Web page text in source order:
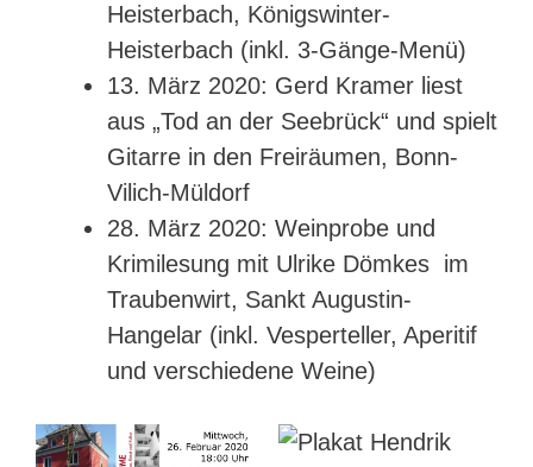
Heisterbach, Königswinter-
Heisterbach (inkl. 3-Gänge-Menü)
13. März 2020: Gerd Kramer liest
aus „Tod an der Seebrück“ und spielt
Gitarre in den Freiräumen, Bonn-
Vilich-Müldorf
28. März 2020: Weinprobe und
Krimilesung mit Ulrike Dömkes im
Traubenwirt, Sankt Augustin-
Hangelar (inkl. Vesperteller, Aperitif
und verschiedene Weine)